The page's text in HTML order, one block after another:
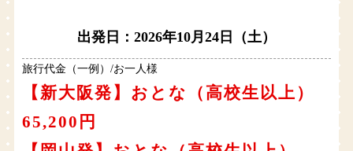
出発日：2026年10月24日（土）
旅行代金（一例）/お一人様
【新大阪発】おとな（高校生以上）
65,200円